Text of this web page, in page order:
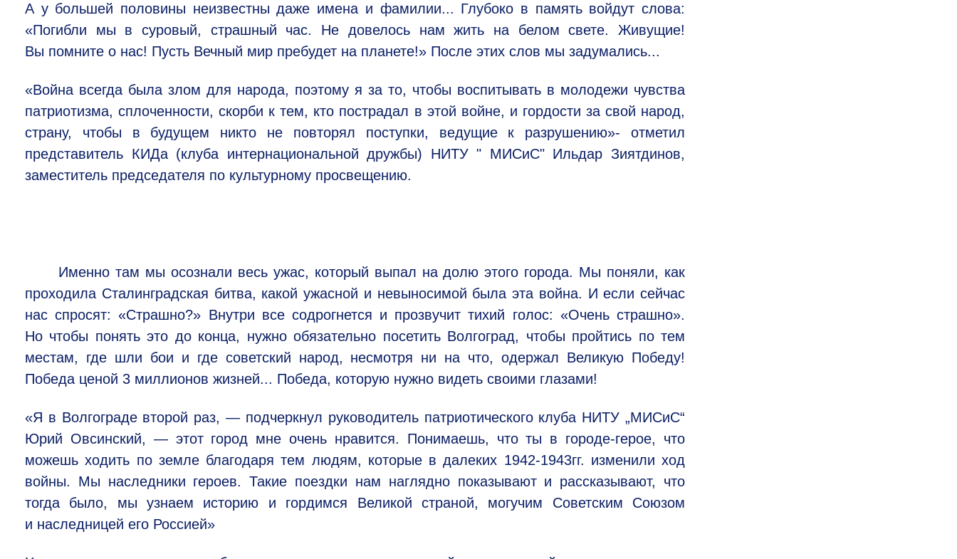
А у большей половины неизвестны даже имена и фамилии... Глубоко в память войдут слова:
«Погибли мы в суровый, страшный час. Не довелось нам жить на белом свете. Живущие!
Вы помните о нас! Пусть Вечный мир пребудет на планете!» После этих слов мы задумались...
«Война всегда была злом для народа, поэтому я за то, чтобы воспитывать в молодежи чувства
патриотизма, сплоченности, скорби к тем, кто пострадал в этой войне, и гордости за свой народ,
страну, чтобы в будущем никто не повторял поступки, ведущие к разрушению»- отметил
представитель КИДа (клуба интернациональной дружбы) НИТУ " МИСиС" Ильдар Зиятдинов,
заместитель председателя по культурному просвещению.
Именно там мы осознали весь ужас, который выпал на долю этого города. Мы поняли, как
проходила Сталинградская битва, какой ужасной и невыносимой была эта война. И если сейчас
нас спросят: «Страшно?» Внутри все содрогнется и прозвучит тихий голос: «Очень страшно».
Но чтобы понять это до конца, нужно обязательно посетить Волгоград, чтобы пройтись по тем
местам, где шли бои и где советский народ, несмотря ни на что, одержал Великую Победу!
Победа ценой 3 миллионов жизней... Победа, которую нужно видеть своими глазами!
«Я в Волгограде второй раз, — подчеркнул руководитель патриотического клуба НИТУ „МИСиС“
Юрий Овсинский, — этот город мне очень нравится. Понимаешь, что ты в городе-герое, что
можешь ходить по земле благодаря тем людям, которые в далеких 1942-1943гг. изменили ход
войны. Мы наследники героев. Такие поездки нам наглядно показывают и рассказывают, что
тогда было, мы узнаем историю и гордимся Великой страной, могучим Советским Союзом
и наследницей его Россией»